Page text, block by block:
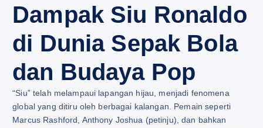
Dampak Siu Ronaldo
di Dunia Sepak Bola
dan Budaya Pop
“Siu” telah melampaui lapangan hijau, menjadi fenomena
global yang ditiru oleh berbagai kalangan. Pemain seperti
Marcus Rashford, Anthony Joshua (petinju), dan bahkan